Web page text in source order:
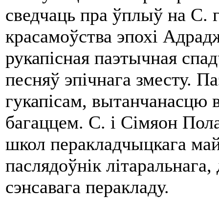
сведчаць пра ўплыў на С.
красамоўства эпохі
рукапісная паэтычная
песняў эпічнага зместу.
гукапісам, вытанчанасцю
багаццем. С. i Сімяон
школ перакладчыцкага
паслядоўнік
сэнсавага перакладу.